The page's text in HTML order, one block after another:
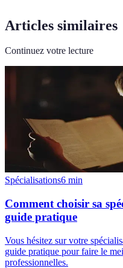
Articles similaires
Continuez votre lecture
Spécialisations6 min
Comment choisir sa
guide pratique
Vous hésitez sur votre
guide pratique pour faire le
professionnelles.